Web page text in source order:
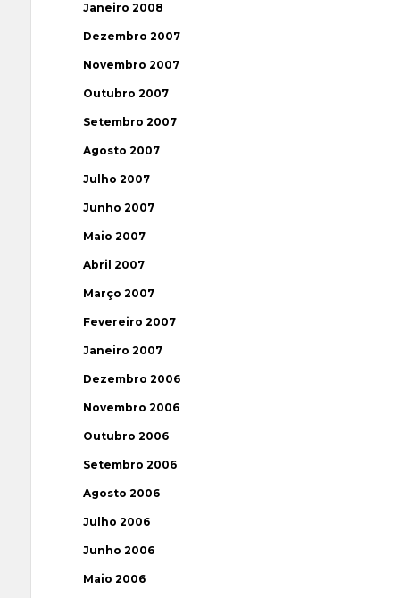
Janeiro 2008
Dezembro 2007
Novembro 2007
Outubro 2007
Setembro 2007
Agosto 2007
Julho 2007
Junho 2007
Maio 2007
Abril 2007
Março 2007
Fevereiro 2007
Janeiro 2007
Dezembro 2006
Novembro 2006
Outubro 2006
Setembro 2006
Agosto 2006
Julho 2006
Junho 2006
Maio 2006